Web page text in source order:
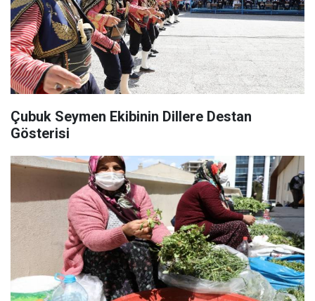
Çubuk Seymen Ekibinin Dillere Destan
Gösterisi